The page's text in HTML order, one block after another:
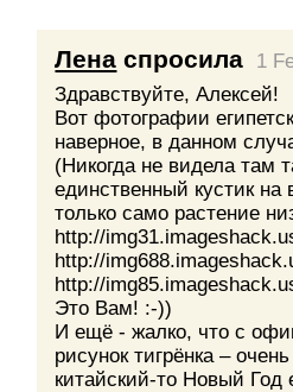
Лена спросила
1
Здравствуйте, Алексей!
Вот фотографии
наверное, в данном
(Никогда не видела там
единственный кустик на
только само растение
http://
http://
http://
Это Вам! :-))
И ещё - жалко, что с
рисунок тигрёнка –
китайский-то Новый